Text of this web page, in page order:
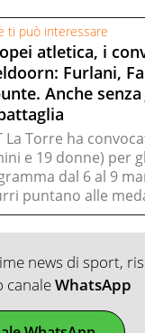
ti può interessare
atletica, i
Furlani,
Anche
La Torre ha
e 19 donne) per
dal 6 al 9
puntano alle
news di sport,
canaleWhatsApp